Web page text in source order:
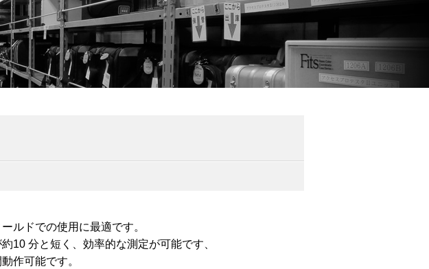
ルドでの使用に最適です。
10 分と短く、効率的な測定が可能です、
作可能です。